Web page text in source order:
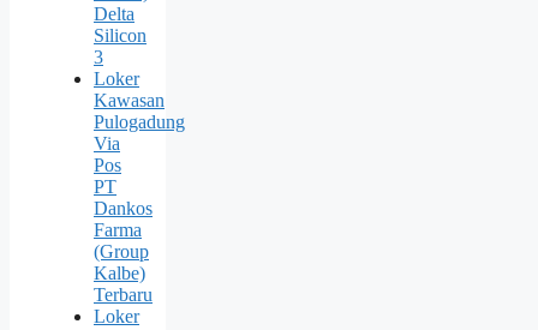
Delta
Silicon
3
Loker
Kawasan
Pulogadung
Via
Pos
PT
Dankos
Farma
(Group
Kalbe)
Terbaru
Loker